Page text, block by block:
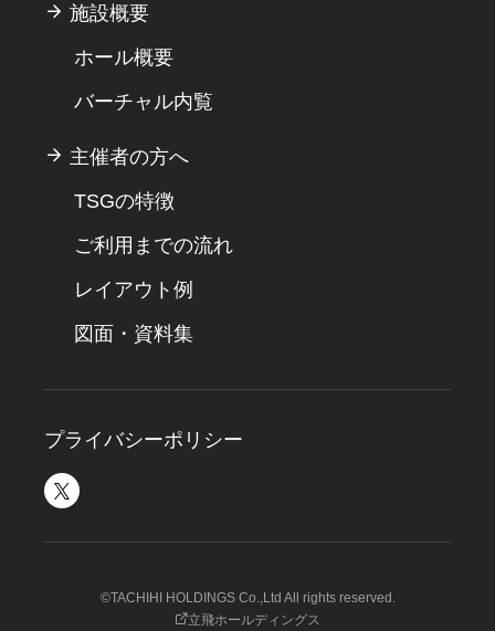
施設概要
ホール概要
バーチャル内覧
主催者の方へ
TSGの特徴
ご利用までの流れ
レイアウト例
図面・資料集
プライバシーポリシー
©TACHIHI HOLDINGS Co.,Ltd All rights reserved.
立飛ホールディングス